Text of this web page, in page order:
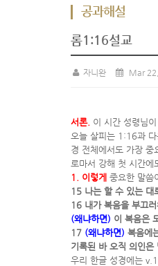
공과해설
롬1:16설교
자니완 Mar
서론. 이 시간 성령님
오늘 살피는 1:16과
경 전체에서도 가장 중
로마서 강해 첫 시간에
1. 이렇게 중요한 말씀
15 나는 할 수 있는 대
16 내가 복음을 부끄
(왜냐하면) 이 복음은
17 (왜냐하면) 복음에
기록된 바 오직 의인은
우리 한글 성경에는